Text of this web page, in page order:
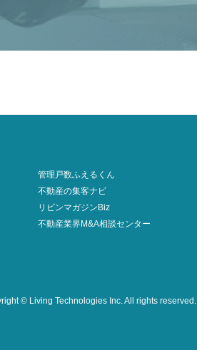
管理戸数ふえるくん
不動産の集客ナビ
リビンマガジンBiz
不動産業界M&A相談センター
© Living Technologies Inc.All rights reserved.